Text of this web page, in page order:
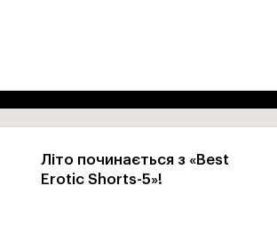
Літо починається з «Best
Erotic Shorts-5»!